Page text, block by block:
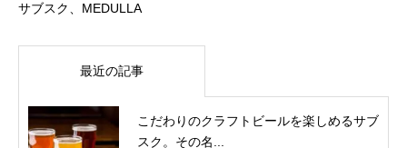
サブスク、MEDULLA
最近の記事
こだわりのクラフトビールを楽しめるサブ
スク。その名...